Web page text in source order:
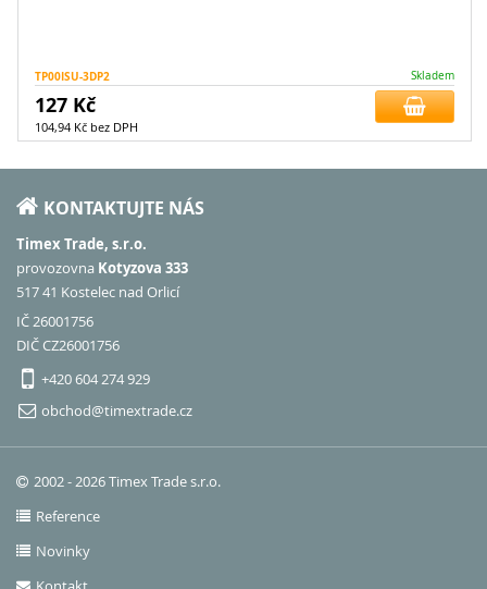
TP00ISU-3DP2 Skladem
127 Kč
104,94 Kč bez DPH
KONTAKTUJTE NÁS
Timex Trade, s.r.o.
provozovna Kotyzova 333
517 41 Kostelec nad Orlicí
IČ 26001756
DIČ CZ26001756
+420 604 274 929
obchod@timextrade.cz
2002 - 2026 Timex Trade s.r.o.
Reference
Novinky